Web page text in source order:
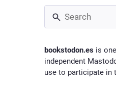
bookstodon.es is
independent
use to participate in